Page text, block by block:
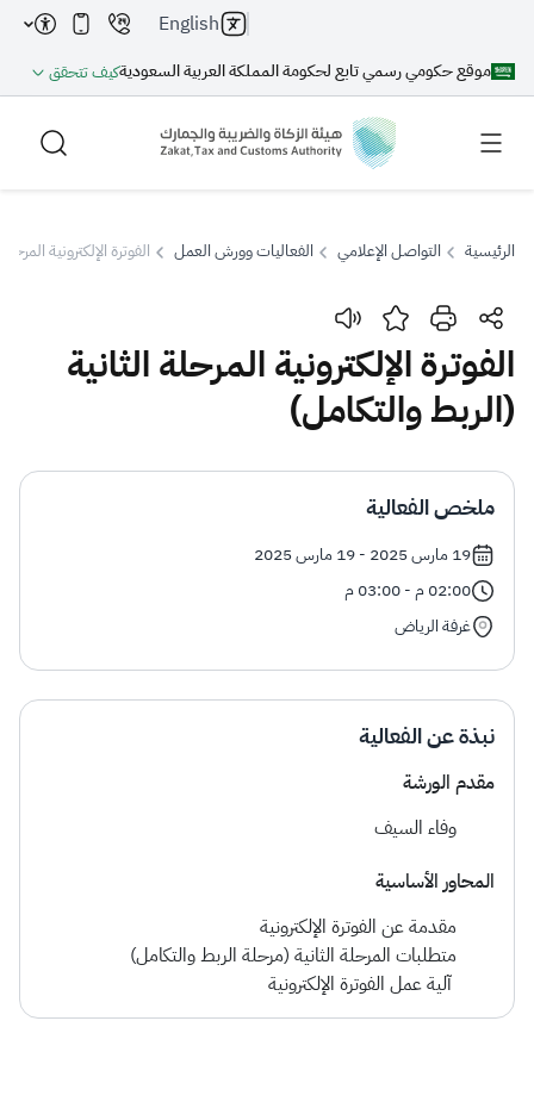
موقع حكومي رسمي تابع لحكومة المملكة العربية السعوديةكيف تتحقق
English
بحث
بحث بحث AI
اقتراحات
الإقرار الضريبي
التصرفات العقارية
الرئيسية التواصل الإعلامي الفعاليات وورش العمل الفوترة الإلكترونية
الفوترة الإلكترونية المرحلة الثانية
(الربط والتكامل)
ملخص الفعالية
19 مارس 2025 - 19 مارس 2025
02:00 م - 03:00 م
غرفة الرياض
نبذة عن الفعالية
مقدم الورشة
وفاء السيف
المحاور الأساسية
مقدمة عن الفوترة الإلكترونية
متطلبات المرحلة الثانية (مرحلة الربط والتكامل)
آلية عمل الفوترة الإلكترونية ​​